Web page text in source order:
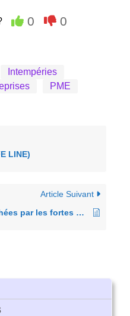
0 0
Intempéries
PME
LINE)
Article Suivant
Aides aux PME (etc.) touchées par les fortes précipitations depuis le 29 juin 2023